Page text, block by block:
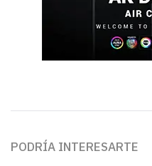
PODRÍA INTERESARTE